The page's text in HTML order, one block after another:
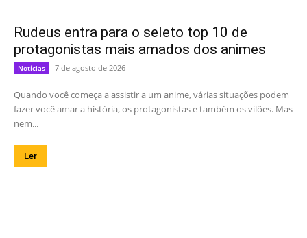
Rudeus entra para o seleto top 10 de
protagonistas mais amados dos animes
Notícias 7 de agosto de 2026
Quando você começa a assistir a um anime, várias situações podem
fazer você amar a história, os protagonistas e também os vilões. Mas
nem...
Ler